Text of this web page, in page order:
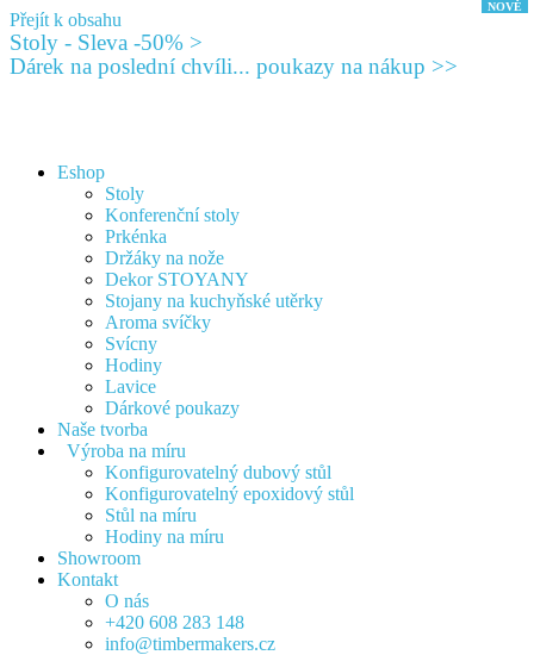
Přejít k obsahu
Stoly - Sleva -50% >
Dárek na poslední chvíli... poukazy na nákup >>
Eshop
Stoly
Konferenční stoly
Prkénka
Držáky na nože
Dekor STOYANY
Stojany na kuchyňské utěrky
Aroma svíčky
Svícny
Hodiny
Lavice
Dárkové poukazy
Naše tvorba
Výroba na míru
Konfigurovatelný dubový stůl
Konfigurovatelný epoxidový stůl
Stůl na míru
Hodiny na míru
Showroom
Kontakt
O nás
+420 608 283 148
info@timbermakers.cz